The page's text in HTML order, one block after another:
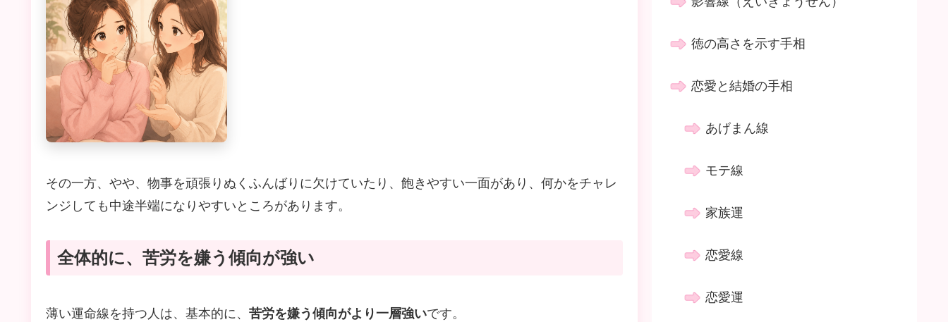
その一方、やや、物事を頑張りぬくふんばりに欠けていたり、飽きやすい一面があり、何かをチャレ
ンジしても中途半端になりやすいところがあります。
全体的に、苦労を嫌う傾向が強い
薄い運命線を持つ人は、基本的に、 苦労を嫌う傾向がより一層強いです。
徳の高さを示す手相
恋愛と結婚の手相
あげまん線
モテ線
家族運
恋愛線
恋愛運